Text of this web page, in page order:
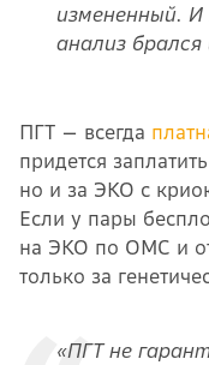
измененный.
анализ
ПГТ — всегда
придется
но и за ЭКО с
Если у пары
на ЭКО по ОМС и
только за
«ПГТ не